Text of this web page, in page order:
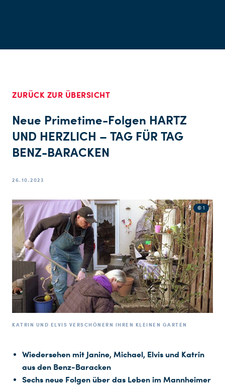
ZURÜCK ZUR ÜBERSICHT
Neue Primetime-Folgen HARTZ
UND HERZLICH – TAG FÜR TAG
BENZ-BARACKEN
26.10.2023
© 1
KATRIN UND ELVIS VERSCHÖNERN IHREN KLEINEN GARTEN
Wiedersehen mit Janine, Michael, Elvis und Katrin
aus den Benz-Baracken
Sechs neue Folgen über das Leben im Mannheimer